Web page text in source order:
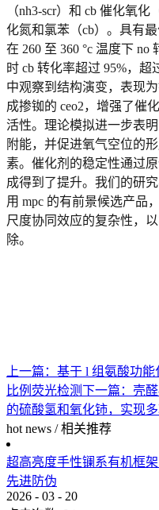
（nh3-scr）和 cb 催化氧
化氮和氯苯（cb）。具有
在 260 至 360 °c 温度下 no
时 cb 转化率超过 95%，
中观察到结构演变，表现
成掺铷的 ceo2，增强了催
活性。理论模拟进一步表
附能，并促进氧气空位的
素。催化剂的稳定性通过
成得到了提升。我们的研
用 mpc 的有前景候选产品
尺度协同效应的复杂性，
除。
上一篇： 基于 l 组氨酸功
比例荧光检测下一篇： 壳
的硫酸氢和氧化铈，实现
hot news / 相关推荐
超高亮度手性镧系有机框
先进防伪
2026 - 03 - 20